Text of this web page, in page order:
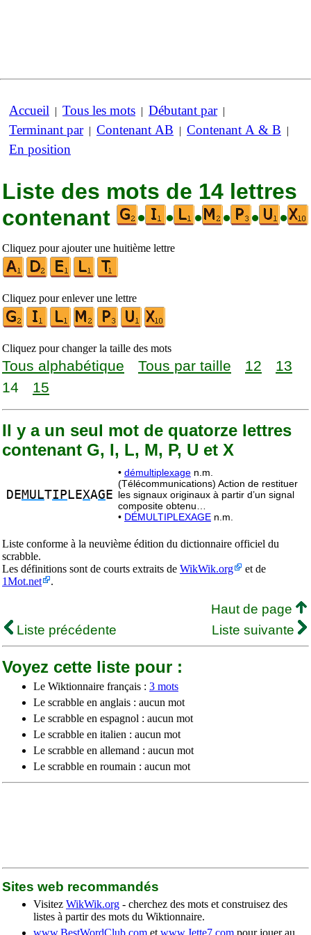
Accueil | Tous les mots | Débutant par|
Terminant par| Contenant AB | Contenant A & B |
En position
Liste des mots de 14 lettres
contenant
• • • • • •
Cliquez pour ajouter une huitième lettre
Cliquez pour enlever une lettre
Cliquez pour changer la taille des mots
Tous alphabétique Tous par taille 12
13
14
15
Il y a un seul mot de quatorze lettres
contenant G, I, L, M, P, U et X
DEMULTIP LEXAG E
• démultiplexage n.m.
(Télécommunications) Action de restituer
les signaux originaux à partir d’un signal
composite obtenu…
• DÉMULTIPLEXAGE n.m.
Liste conforme à la neuvième édition du dictionnaire officiel du
scrabble.
Les définitions sont de courts extraits de WikWik.org
et de
1Mot.net
.
Haut de page
Liste précédente
Liste suivante
Voyez cette liste pour :
Le Wiktionnaire français : 3 mots
Le scrabble en anglais : aucun mot
Le scrabble en espagnol : aucun mot
Le scrabble en italien : aucun mot
Le scrabble en allemand : aucun mot
Le scrabble en roumain : aucun mot
Sites web recommandés
Visitez WikWik.org - cherchez des mots et construisez des
listes à partir des mots du Wiktionnaire.
www.BestWordClub.com et www.Jette7.com pour jouer au